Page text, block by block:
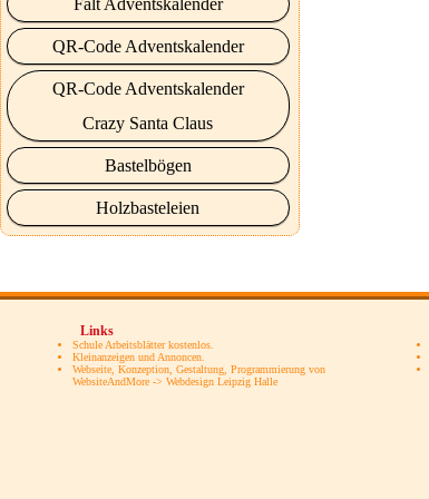
Falt Adventskalender
QR-Code Adventskalender
QR-Code Adventskalender
Crazy Santa Claus
Bastelbögen
Holzbasteleien
Links
Schule Arbeitsblätter kostenlos.
Kleinanzeigen und Annoncen.
Webseite, Konzeption, Gestaltung, Programmierung von
WebsiteAndMore -> Webdesign Leipzig Halle